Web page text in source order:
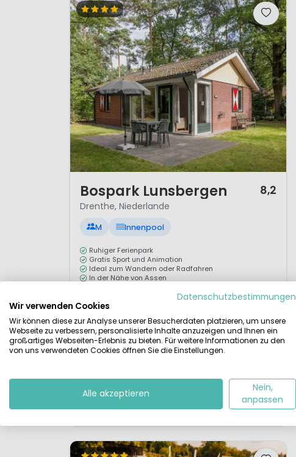
Bospark Lunsbergen 8,2
Drenthe, Niederlande
M Innenpool
Ruhiger Ferienpark
Gratis Sport und Animation
Ideal zum Wandern oder Radfahren
In der Nähe von Assen
Direkt neben dem schönen Naturgebiet Gieten-
Durch die schöne Umgebung ist es ein
hervorragender Ort zum Entspannen und
und großzügig angelegt und damit das ideale
Details
ansehen
Bei VacanceSelect
ansehen »
Datenschutzbestimmungen
Wir verwenden Cookies
Wir können diese zur Analyse unserer Besucherdaten platzieren, um unsere
Webseite zu verbessern, personalisierte Inhalte anzuzeigen und Ihnen ein
großartiges Webseiten-Erlebnis zu bieten. Für weitere Informationen zu den
von uns verwendeten Cookies öffnen Sie die Einstellungen.
Alle akzeptieren
Nein,
anpassen